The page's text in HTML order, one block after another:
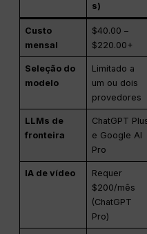
s)
Custo
mensal
$40.00 –
$220.00+
Seleção do
modelo
Limitado a
um ou dois
provedores
LLMs de
fronteira
ChatGPT
e Google AI
Pro
IA de vídeo
Requer
$200/mês
(ChatGPT
Pro)